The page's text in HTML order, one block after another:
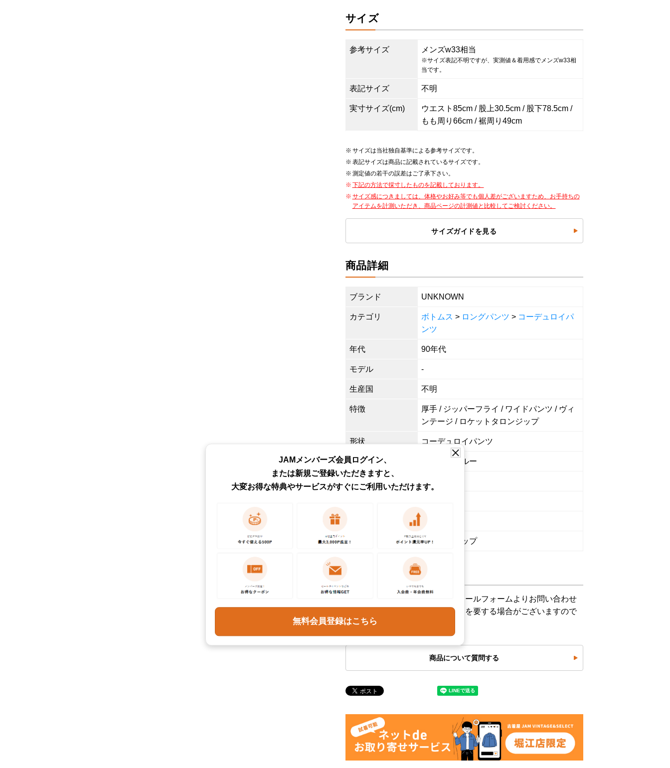
サイズ
参考サイズ メンズw33相当
※サイズ表記不明ですが、実測値＆着用感でメンズw33相
当です。
表記サイズ 不明
実寸サイズ(cm)
ウエスト85cm / 股上30.5cm / 股下78.5cm /
もも周り66cm / 裾周り49cm
サイズは当社独自基準による参考サイズです。
表記サイズは商品に記載されているサイズです。
測定値の若干の誤差はご了承下さい。
下記の方法で採寸したものを記載しております。
サイズ感につきましては、体格やお好み等でも個人差がございますため、お手持ちの
アイテムを計測いただき、商品ページの計測値と比較してご検討ください。
サイズガイドを見る
商品詳細
ブランド UNKNOWN
カテゴリ ボトムス > ロングパンツ > コーデュロイパ
ンツ
年代 90年代
モデル -
生産国 不明
特徴
厚手 / ジッパーフライ / ワイドパンツ / ヴィ
ンテージ / ロケットタロンジップ
形状 コーデュロイパンツ
色 ネイビーブルー
無地
取扱店 ネットショップ
お問い合わせ
この商品に関するご質問は下記メールフォームよりお問い合わせ
ください。各種ご対応にはお時間を要する場合がございますので
予めご了承ください。
商品について質問する
JAMメンバーズ会員ログイン、
または新規ご登録いただきますと、
大変お得な特典やサービスがすぐにご利用いただけます。
無料会員登録はこちら